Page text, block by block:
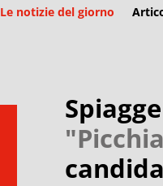
Le notizie del giorno